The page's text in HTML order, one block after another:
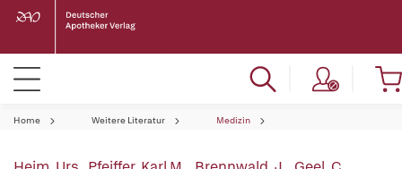
Home Weitere Literatur Medizin